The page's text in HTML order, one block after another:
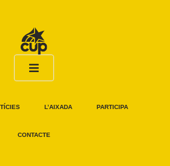
L’AIXADA PARTICIPA
CONTACTE